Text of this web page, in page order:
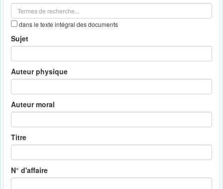
dans le texte intégral des documents
Sujet
Auteur physique
Auteur moral
Titre
N° d'affaire